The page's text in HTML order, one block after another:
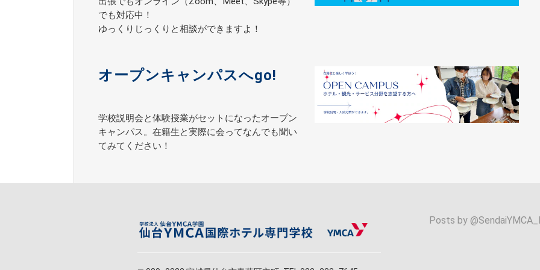
でも対応中！
ゆっくりじっくりと相談ができますよ！
オープンキャンパスへgo!
学校説明会と体験授業がセットになったオープン
キャンパス。在籍生と実際に会ってなんでも聞い
てみてください！
Posts by @